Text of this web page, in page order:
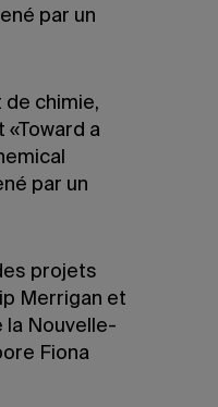
par un
chimie,
a
par un
projets
Merrigan et
la Nouvelle-
Fiona